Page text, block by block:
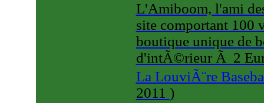
L'Amiboom, l'ami
site comportant 100
boutique unique de
d'intÃ©rieur Ã 2
La LouviÃ¨re
2011 )